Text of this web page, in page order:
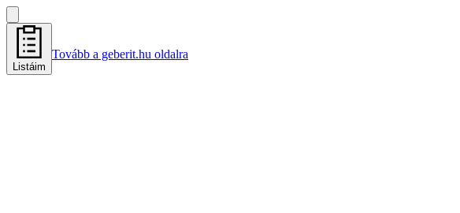
Listáim
Tovább a geberit.hu oldalra